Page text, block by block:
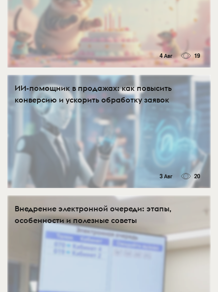
4 Авг 19
ИИ-помощник в продажах: как повысить
конверсию и ускорить обработку заявок
3 Авг 20
Внедрение электронной очереди: этапы,
особенности и полезные советы